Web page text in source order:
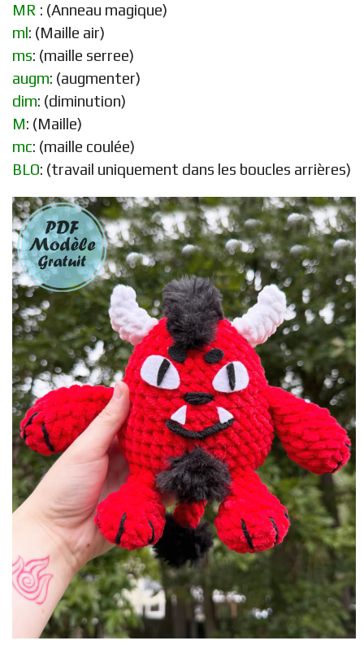
MR : (Anneau magique)
ml: (Maille air)
ms: (maille serree)
augm: (augmenter)
dim: (diminution)
M: (Maille)
mc: (maille coulée)
BLO: (travail uniquement dans les boucles arrières)